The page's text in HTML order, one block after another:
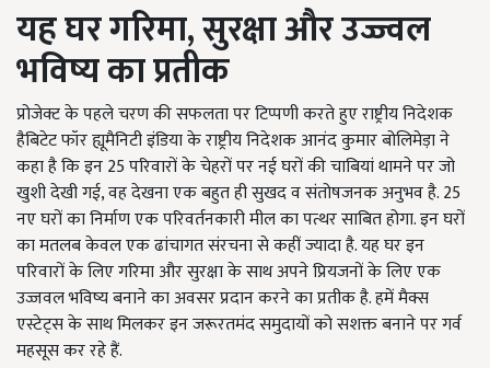
यह घर गरिमा,सुरक्षा और उज्ज्वल
भविष्य का प्रतीक
प्रोजेक्ट के पहले चरण की सफलता पर टिप्पणी करते हुए राष्ट्रीय निदेशक
हैबिटेट फॉर ह्यूमैनिटी इंडिया के राष्ट्रीय निदेशक आनंद कुमार बोलिमेड़ा ने
कहा है कि इन 25 परिवारों के चेहरों पर नई घरों की चाबियां थामने पर जो
खुशी देखी गई, वह देखना एक बहुत ही सुखद व संतोषजनक अनुभव है. 25
नए घरों का निर्माण एक परिवर्तनकारी मील का पत्थर साबित होगा. इन घरों
का मतलब केवल एक ढांचागत संरचना से कहीं ज्यादा है. यह घर इन
परिवारों के लिए गरिमा और सुरक्षा के साथ अपने प्रियजनों के लिए एक
उज्जवल भविष्य बनाने का अवसर प्रदान करने का प्रतीक है. हमें मैक्स
एस्टेट्स के साथ मिलकर इन जरूरतमंद समुदायों को सशक्त बनाने पर गर्व
महसूस कर रहे हैं.